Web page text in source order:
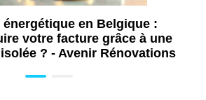
en Belgique :
votre facture grâce à une
? - Avenir Rénovations